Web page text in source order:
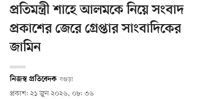
প্রতিমন্ত্রী শাহে আলমকে নিয়ে সংবাদ
প্রকাশের জেরে গ্রেপ্তার সাংবাদিকের
জামিন
নিজস্ব প্রতিবেদক বগুড়া
প্রকাশ: ২১ জুন ২০২৬, ০৮: ৩৬